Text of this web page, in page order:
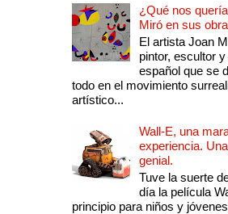
¿Qué nos
Miró en sus
El artista Joan
pintor, escultor
español que se
todo en el movimiento
artístico...
Wall-E, una
experiencia.
genial.
Tuve la suerte
día la película
principio para niños y